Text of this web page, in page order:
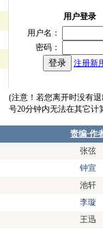
用户登录
用户名：
密码：
注册新
(注意！若您离开时没有
号20分钟内无法在其它计
责编·作
张弦
钟宣
池轩
李璇
王迅